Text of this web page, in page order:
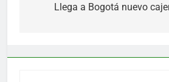
navigation
Llega a Bogotá nuevo